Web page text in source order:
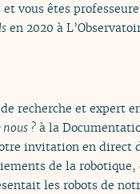
et vous êtes
en 2020 à
recherche et expert
? à la
invitation en direct
de la
les robots de